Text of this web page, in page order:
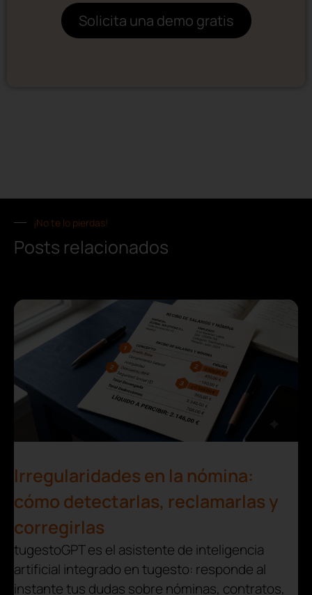
Solicita una demo gratis
¡No te lo pierdas!
Posts relacionados
Irregularidades en la nómina:
cómo detectarlas, reclamarlas y
corregirlas
tugestoGPT es el asistente de inteligencia
artificial integrado en tugesto: responde al
instante tus dudas sobre nóminas, contratos,